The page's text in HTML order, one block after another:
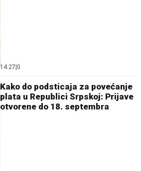
14:27 0
Kako do podsticaja za povećanje
plata u Republici Srpskoj: Prijave
otvorene do 18. septembra